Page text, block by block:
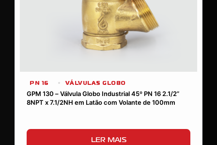
PN 16
VÁLVULAS GLOBO
GPM 130 – Válvula Globo Industrial 45º PN 16 2.1/2”
8NPT x 7.1/2NH em Latão com Volante de 100mm
LER MAIS